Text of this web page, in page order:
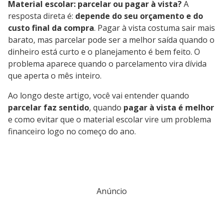
Material escolar: parcelar ou pagar à vista?A
resposta direta é: depende do seu orçamento e do
custo final da compra. Pagar à vista costuma sair mais
barato, mas parcelar pode ser a melhor saída quando o
dinheiro está curto e o planejamento é bem feito. O
problema aparece quando o parcelamento vira dívida
que aperta o mês inteiro.
Ao longo deste artigo, você vai entender quando
parcelar faz sentido, quando pagar à vista é melhor
e como evitar que o material escolar vire um problema
financeiro logo no começo do ano.
Anúncio